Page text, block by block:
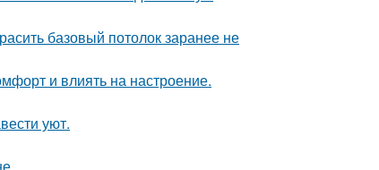
базовый потолок заранее не
и влиять на настроение.
уют.